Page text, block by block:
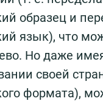
образец и
язык), что
Но даже
своей
формата),